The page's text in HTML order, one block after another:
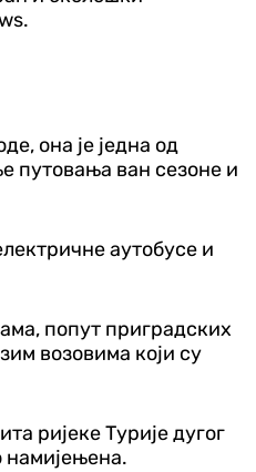
она је једна од
путовања ван сезоне и
аутобусе и
попут приградских
возовима који су
ријеке Турије дугог
намијењена.